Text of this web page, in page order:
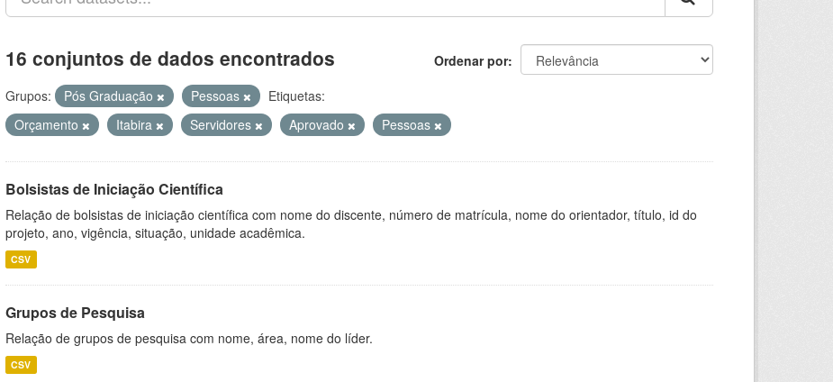
Ordenar por
16 conjuntos de dados encontrados
Grupos: Pós Graduação Pessoas
Etiquetas:
Orçamento
Itabira Servidores Aprovado Pessoas
Bolsistas de Iniciação Científica
Relação de bolsistas de iniciação científica com nome do discente, número de matrícula, nome do orientador, título, id do
projeto, ano, vigência, situação, unidade acadêmica.
CSV
Grupos de Pesquisa
Relação de grupos de pesquisa com nome, área, nome do líder.
CSV